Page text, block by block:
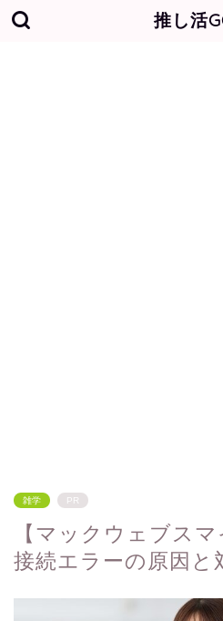
推し活
雑学 PR
【マックウェブス
接続エラーの原因と